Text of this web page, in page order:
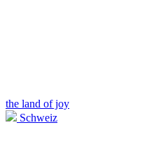
the land of joy
Schweiz